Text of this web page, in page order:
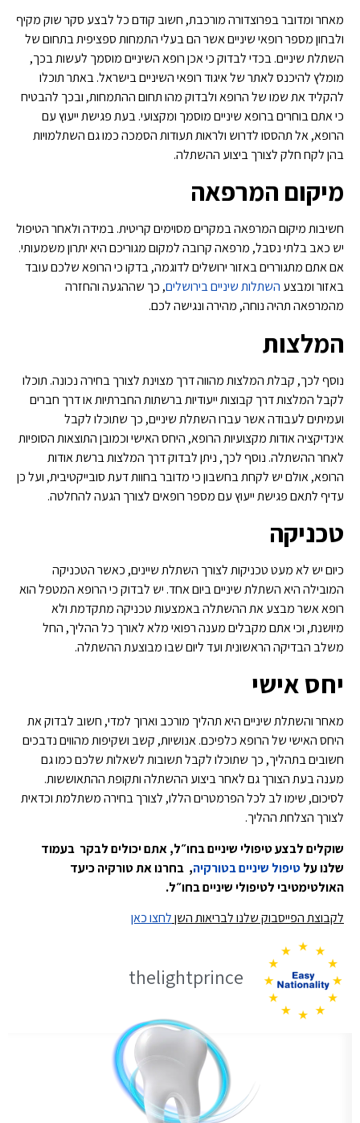
מאחר ומדובר בפרוצדורה מורכבת, חשוב קודם כל לבצע סקר שוק מקיף
ולבחון מספר רופאי שיניים אשר הם בעלי התמחות ספציפית בתחום של
השתלת שיניים. בכדי לבדוק כי אכן רופא השיניים מוסמך לעשות בכך,
מומלץ להיכנס לאתר של איגוד רופאי השיניים בישראל. באתר תוכלו
להקליד את שמו של הרופא ולבדוק מהו תחום ההתמחות, ובכך להבטיח
כי אתם בוחרים ברופא שיניים מוסמך ומקצועי. בעת פגישת ייעוץ עם
הרופא, אל תהססו לדרוש ולראות תעודות הסמכה כמו גם השתלמויות
בהן לקח חלק לצורך ביצוע ההשתלה.
מיקום המרפאה
חשיבות מיקום המרפאה במקרים מסוימים קריטית. במידה ולאחר הטיפול
יש כאב בלתי נסבל, מרפאה קרובה למקום מגוריכם היא יתרון משמעותי.
אם אתם מתגוררים באזור ירושלים לדוגמה, בדקו כי הרופא שלכם עובד
באזור ומבצע השתלות שיניים בירושלים, כך שההגעה והחזרה
מהמרפאה תהיה נוחה, מהירה ונגישה לכם.
המלצות
נוסף לכך, קבלת המלצות מהווה דרך מצוינת לצורך בחירה נכונה. תוכלו
לקבל המלצות דרך קבוצות ייעודיות ברשתות החברתיות או דרך חברים
ועמיתים לעבודה אשר עברו השתלת שיניים, כך שתוכלו לקבל
אינדיקציה אודות מקצועיות הרופא, היחס האישי וכמובן התוצאות הסופיות
לאחר ההשתלה. נוסף לכך, ניתן לבדוק דרך המלצות ברשת אודות
הרופא, אולם יש לקחת בחשבון כי מדובר בחוות דעת סובייקטיבית, ועל כן
עדיף לתאם פגישת ייעוץ עם מספר רופאים לצורך הגעה להחלטה.
טכניקה
כיום יש לא מעט טכניקות לצורך השתלת שיינים, כאשר הטכניקה
המובילה היא השתלת שיניים ביום אחד. יש לבדוק כי הרופא המטפל הוא
רופא אשר מבצע את ההשתלה באמצעות טכניקה מתקדמת ולא
מיושנת, וכי אתם מקבלים מענה רפואי מלא לאורך כל ההליך, החל
משלב הבדיקה הראשונית ועד ליום שבו מבוצעת ההשתלה.
יחס אישי
מאחר והשתלת שיניים היא תהליך מורכב וארוך למדי, חשוב לבדוק את
היחס האישי של הרופא כלפיכם. אנושיות, קשב ושקיפות מהווים נדבכים
חשובים בתהליך, כך שתוכלו לקבל תשובות לשאלות שלכם כמו גם
מענה בעת הצורך גם לאחר ביצוע ההשתלה ותקופת ההתאוששות.
לסיכום, שימו לב לכל הפרמטרים הללו, לצורך בחירה משתלמת וכדאית
לצורך הצלחת ההליך.
שוקלים לבצע טיפולי שיניים בחו״ל, אתם יכולים לבקר בעמוד
שלנו עלטיפול שיניים בטורקיה, בחרנו את טורקיה כיעד
האולטימטיבי לטיפולי שיניים בחו״ל.
לקבוצת הפייסבוק שלנו לבריאות השןלחצו כאן
thelightprince